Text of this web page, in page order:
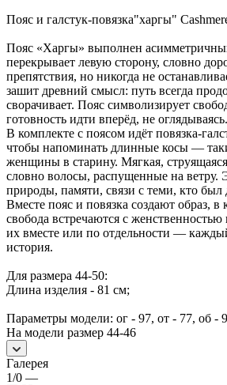
Пояс и галстук-повязка"харгы"
Пояс «Харгы» выполнен
перекрывает левую сторону, словно
препятствия, но никогда не
зашит древний смысл: путь всегда
сворачивает. Пояс символизирует
готовность идти вперёд, не оглядываясь.
В комплекте с поясом идёт повязка-
чтобы напоминать длинные косы —
женщины в старину. Мягкая,
словно волосы, распущенные на ветру.
природы, памяти, связи с теми, кто был
Вместе пояс и повязка создают образ, в
свобода встречаются с
их вместе или по отдельности —
история.
Для размера 44-50:
Длина изделия - 81 см;
Параметры модели: ог - 97, от - 77, об -
На модели размер 44-46
Галерея
1/0 —